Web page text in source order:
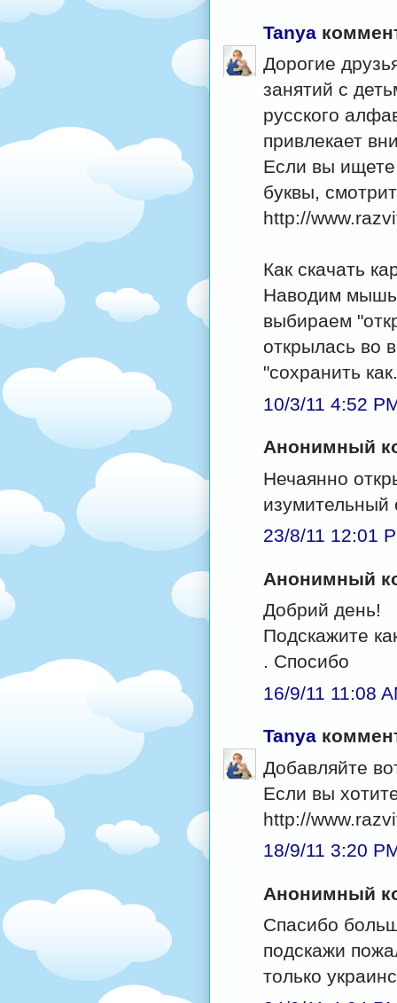
Tanya
Дорогие
занятий с
русского
привлекает
Если вы ищете
буквы,
http://
Как скачать
Наводим мышь
выбираем
открылась во
"сохранить
10/3/11 4:52
Анонимный
Нечаянно
изумительный
23/8/11 12:01
Анонимный
Добрий день!
Подскажите
. Спосибо
16/9/11 11:08
Tanya
Добавляйте
Если вы
http://
18/9/11 3:20
Анонимный
Спасибо
подскажи
только